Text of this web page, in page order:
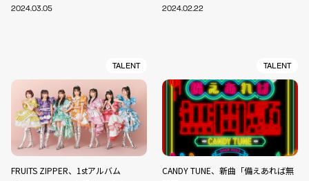
2024.03.05 2024.02.22
TALENT
FRUITS ZIPPER、1stアルバム
TALENT
CANDY TUNE、新曲「備えあれば無